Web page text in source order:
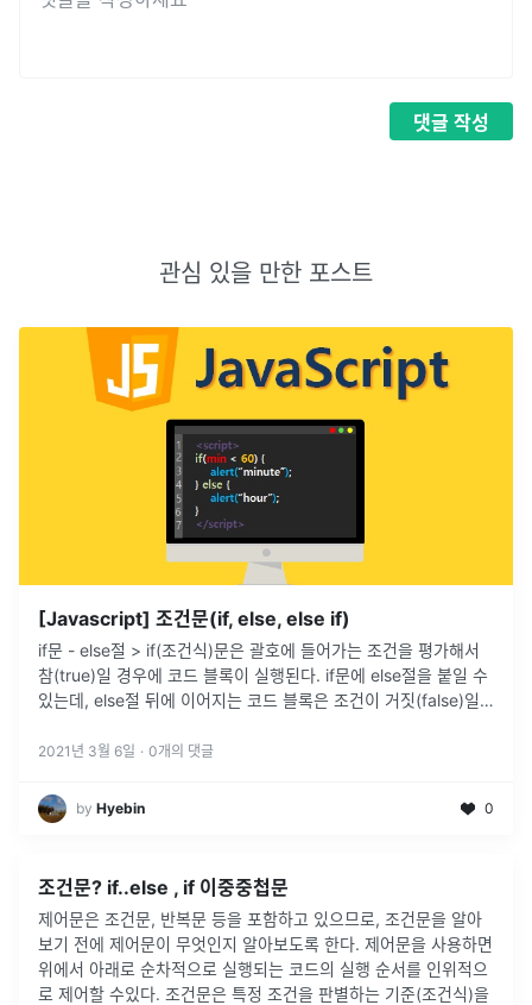
댓글 작성
관심 있을 만한 포스트
[Javascript] 조건문(if, else, else if)
if문 - else절 > if(조건식)문은 괄호에 들어가는 조건을 평가해서
참(true)일 경우에 코드 블록이 실행된다. if문에 else절을 붙일 수
있는데, else절 뒤에 이어지는 코드 블록은 조건이 거짓(false)일
2021년 3월 6일 · 0개의 댓글
by Hyebin 0
조건문? if..else , if 이중중첩문
제어문은 조건문, 반복문 등을 포함하고 있으므로, 조건문을 알아
보기 전에 제어문이 무엇인지 알아보도록 한다. 제어문을 사용하면
위에서 아래로 순차적으로 실행되는 코드의 실행 순서를 인위적으
로 제어할 수있다. 조건문은 특정 조건을 판별하는 기준(조건식)을